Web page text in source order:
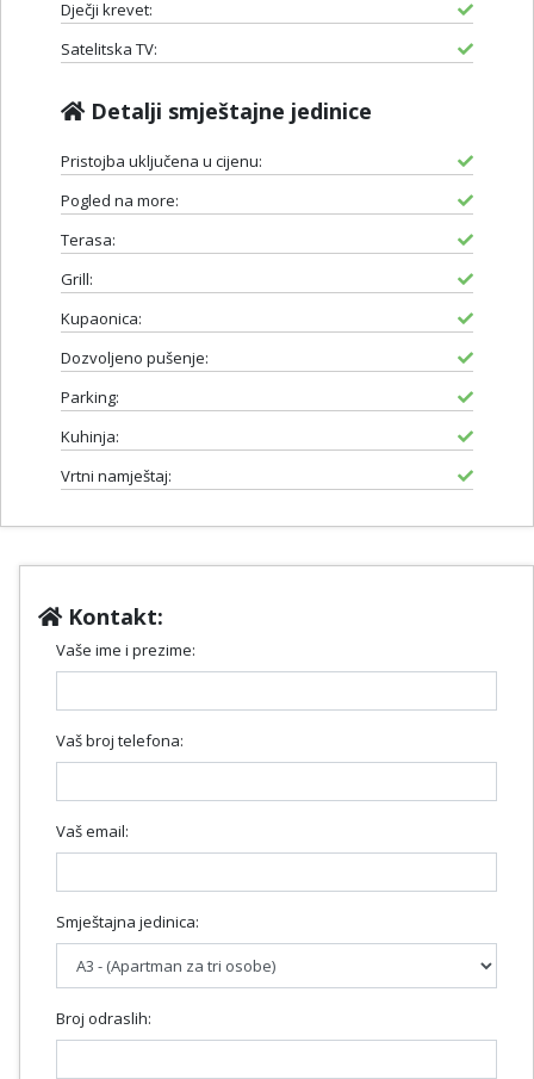
Dječji krevet:
Satelitska TV:
Detalji smještajne jedinice
Pristojba uključena u cijenu:
Pogled na more:
Terasa:
Grill:
Kupaonica:
Dozvoljeno pušenje:
Parking:
Kuhinja:
Vrtni namještaj:
Kontakt:
Vaše ime i prezime:
Vaš broj telefona:
Vaš email:
Smještajna jedinica:
Broj odraslih: